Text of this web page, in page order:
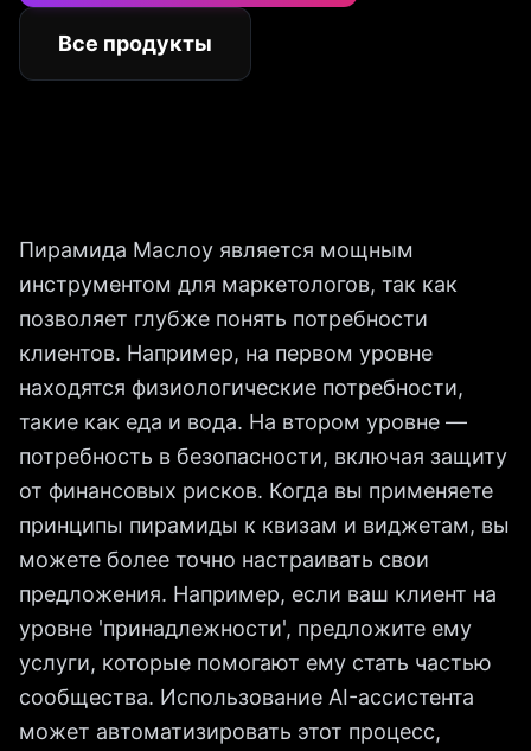
Все продукты
Пирамида Маслоу является мощным
инструментом для маркетологов, так как
позволяет глубже понять потребности
клиентов. Например, на первом уровне
находятся физиологические потребности,
такие как еда и вода. На втором уровне —
потребность в безопасности, включая защиту
от финансовых рисков. Когда вы применяете
принципы пирамиды к квизам и виджетам, вы
можете более точно настраивать свои
предложения. Например, если ваш клиент на
уровне 'принадлежности', предложите ему
услуги, которые помогают ему стать частью
сообщества. Использование AI-ассистента
может автоматизировать этот процесс,